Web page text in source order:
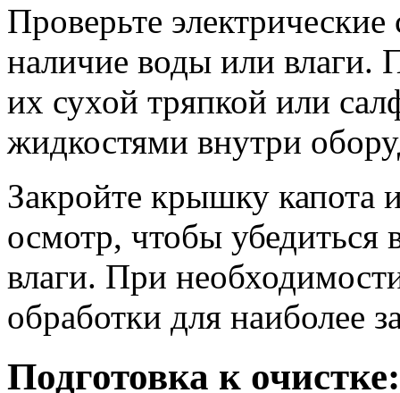
Проверьте
наличие воды или влаги.
их сухой тряпкой или
жидкостями внутри
Закройте крышку капота
осмотр, чтобы убедиться
влаги. При
обработки для наиболее
Подготовка к